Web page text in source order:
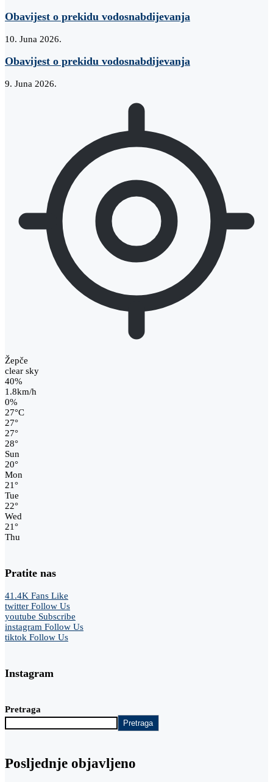
Obavijest o prekidu vodosnabdijevanja
10. Juna 2026.
Obavijest o prekidu vodosnabdijevanja
9. Juna 2026.
Žepče
clear sky
40%
1.8km/h
0%
27°C
27°
27°
28°
Sun
20°
Mon
21°
Tue
22°
Wed
21°
Thu
Pratite nas
41.4K Fans Like
twitter Follow Us
youtube Subscribe
instagram Follow Us
tiktok Follow Us
Instagram
Pretraga
Pretraga
Posljednje objavljeno